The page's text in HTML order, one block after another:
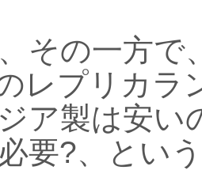
その一方で
レプリカ
ア製は安い
要?、とい